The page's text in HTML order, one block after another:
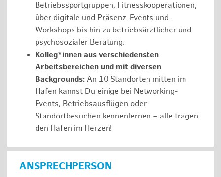
Betriebssportgruppen, Fitnesskooperationen,
über digitale und Präsenz-Events und -
Workshops bis hin zu betriebsärztlicher und
psychosozialer Beratung.
Kolleg*innen aus verschiedensten
Arbeitsbereichen und mit diversen
Backgrounds: An 10 Standorten mitten im
Hafen kannst Du einige bei Networking-
Events, Betriebsausflügen oder
Standortbesuchen kennenlernen – alle tragen
den Hafen im Herzen!
ANSPRECHPERSON